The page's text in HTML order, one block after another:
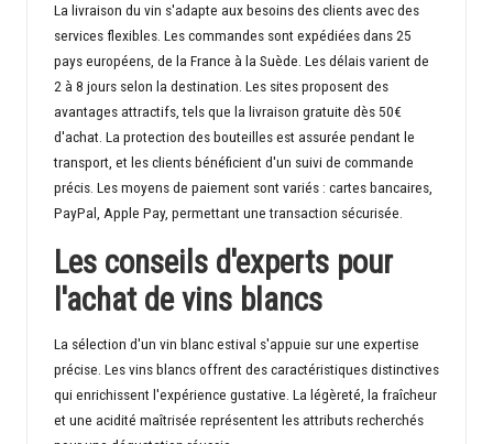
La livraison du vin s'adapte aux besoins des clients avec des
services flexibles. Les commandes sont expédiées dans 25
pays européens, de la France à la Suède. Les délais varient de
2 à 8 jours selon la destination. Les sites proposent des
avantages attractifs, tels que la livraison gratuite dès 50€
d'achat. La protection des bouteilles est assurée pendant le
transport, et les clients bénéficient d'un suivi de commande
précis. Les moyens de paiement sont variés : cartes bancaires,
PayPal, Apple Pay, permettant une transaction sécurisée.
Les conseils d'experts pour
l'achat de vins blancs
La sélection d'un vin blanc estival s'appuie sur une expertise
précise. Les vins blancs offrent des caractéristiques distinctives
qui enrichissent l'expérience gustative. La légèreté, la fraîcheur
et une acidité maîtrisée représentent les attributs recherchés